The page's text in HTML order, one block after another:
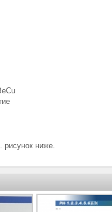
рисунок ниже.